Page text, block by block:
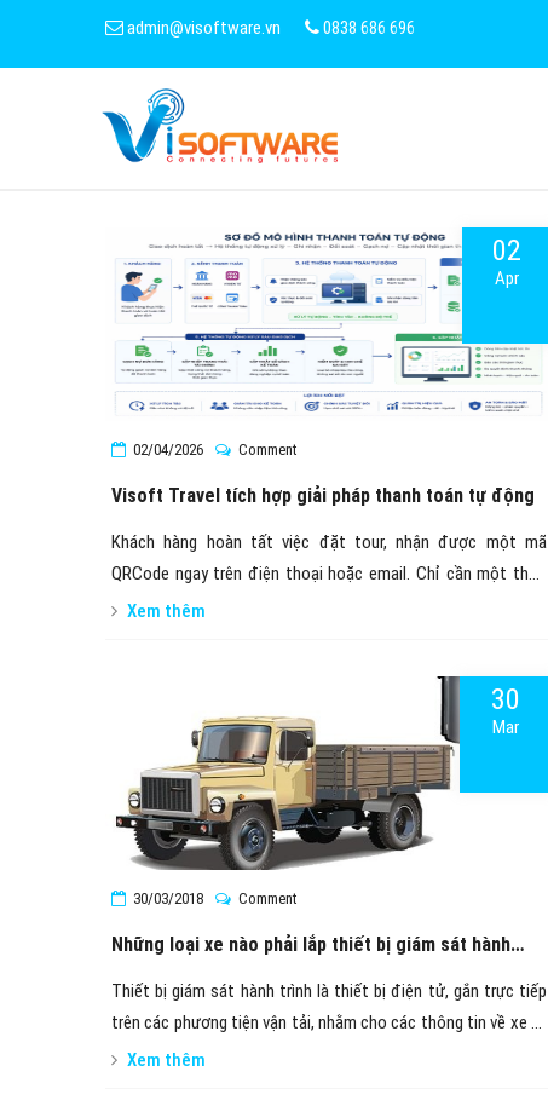
admin@visoftware.vn 0838 686 696
02/04/2026 Comment
Visoft Travel tích hợp giải pháp thanh toán tự động
Khách hàng hoàn tất việc đặt tour, nhận được một mã
QRCode ngay trên điện thoại hoặc email. Chỉ cần một thao
tác quét đơn giản, giao dịch thanh toán được thực hiện ngay
Xem thêm
02
Apr
30/03/2018 Comment
Những loại xe nào phải lắp thiết bị giám sát hành
trình
Thiết bị giám sát hành trình là thiết bị điện tử, gắn trực tiếp
trên các phương tiện vận tải, nhằm cho các thông tin về xe và
người lái như vị trí, vận tốc, thời gian lái xe,…
Xem thêm
30
Mar